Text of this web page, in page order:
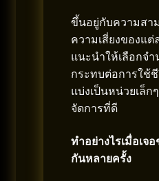
ขึ้นอยู่กับความสา
ความเสี่ยงของแ
แนะนำให้เลือกจำ
กระทบต่อการใช้
แบ่งเป็นหน่วยเล็ก
จัดการที่ดี
ทำอย่างไรเมื่อเจ
กันหลายครั้ง